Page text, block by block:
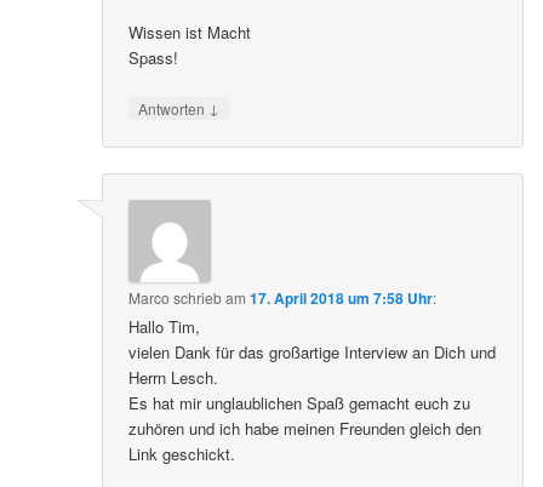
Wissen ist Macht
Spass!
Antworten ↓
Marco schriebam17. April 2018 um 7:58 Uhr:
Hallo Tim,
vielen Dank für das großartige Interview an Dich und
Herrn Lesch.
Es hat mir unglaublichen Spaß gemacht euch zu
zuhören und ich habe meinen Freunden gleich den
Link geschickt.